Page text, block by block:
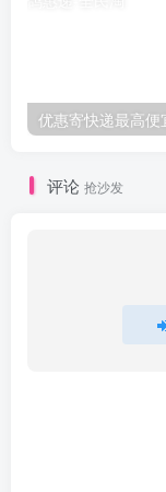
评论 抢沙发